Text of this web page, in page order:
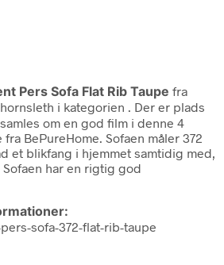
Pers Sofa Flat Rib Taupe fra
i kategorien . Der er plads
om en god film i denne 4
BePureHome. Sofaen måler 372
et blikfang i hjemmet samtidig med,
har en rigtig god
sofa-372-flat-rib-taupe